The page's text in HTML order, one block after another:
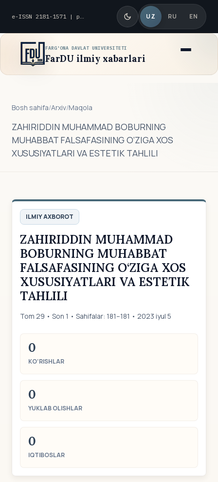
e-ISSN 2181-1571 | p-ISSN 2010-8419 UZ RU EN
FARG'ONA DAVLAT UNIVERSITETI
FarDU ilmiy xabarlari
Bosh sahifa/Arxiv/Maqola
ZAHIRIDDIN MUHAMMAD BOBURNING
MUHABBAT FALSAFASINING O‘ZIGA XOS
XUSUSIYATLARI VA ESTETIK TAHLILI
ILMIY AXBOROT
ZAHIRIDDIN MUHAMMAD
BOBURNING MUHABBAT
FALSAFASINING O‘ZIGA XOS
XUSUSIYATLARI VA ESTETIK
TAHLILI
Tom 29 • Son 1 • Sahifalar: 181–181 • 2023 iyul 5
0
KO‘RISHLAR
0
YUKLAB OLISHLAR
0
IQTIBOSLAR